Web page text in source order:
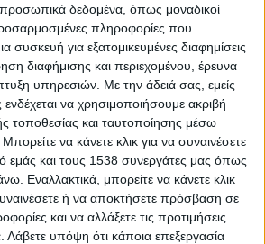
προσωπικά δεδομένα, όπως μοναδικοί
πληροφορίες που
συσκευή για εξατομικευμένες διαφημίσεις
διαφήμισης και περιεχομένου, έρευνα
υπηρεσιών. Με την άδειά σας, εμείς
ενδέχεται να χρησιμοποιήσουμε ακριβή
τοποθεσίας και ταυτοποίησης μέσω
να κάνετε κλικ για να συναινέσετε
εμάς και τους 1538 συνεργάτες μας όπως
Εναλλακτικά, μπορείτε να κάνετε κλικ
ή να αποκτήσετε πρόσβαση σε
και να αλλάξετε τις προτιμήσεις
Λάβετε υπόψη ότι κάποια επεξεργασία
με ακρίβεια την Covid-19